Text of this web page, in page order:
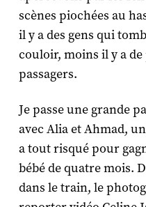
scènes piochées au
il y a des gens qui
couloir, moins il y a
passagers.
Je passe une grande
avec Alia et Ahmad,
a tout risqué pour
bébé de quatre mois.
dans le train, le